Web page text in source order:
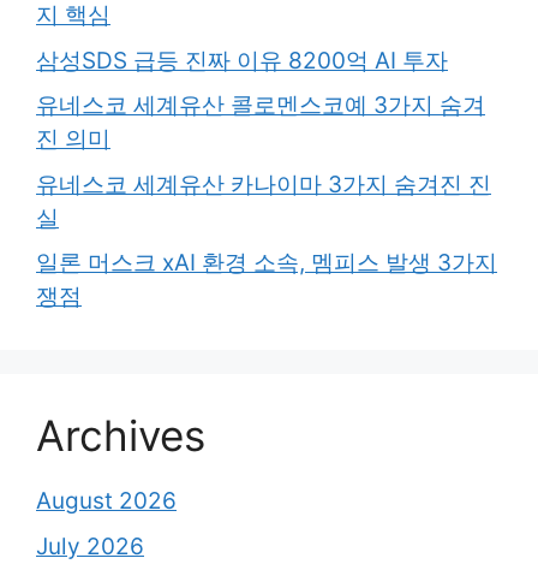
지 핵심
삼성SDS 급등 진짜 이유 8200억 AI 투자
유네스코 세계유산 콜로멘스코예 3가지 숨겨
진 의미
유네스코 세계유산 카나이마 3가지 숨겨진 진
실
일론 머스크 xAI 환경 소속, 멤피스 발생 3가지
쟁점
Archives
August 2026
July 2026